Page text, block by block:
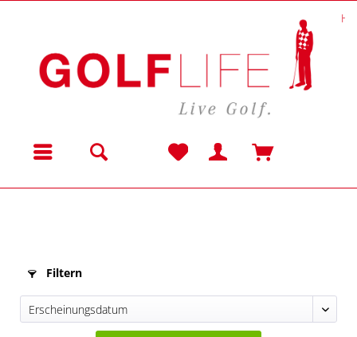
Menü
Filtern